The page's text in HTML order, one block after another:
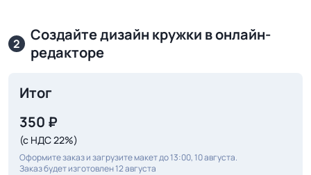
2
Создайте дизайн кружки в онлайн-
редакторе
Итог
350 ₽
(с НДС 22%)
Оформите заказ и загрузите макет до 13:00, 10 августа.
Заказ будет изготовлен 12 августа